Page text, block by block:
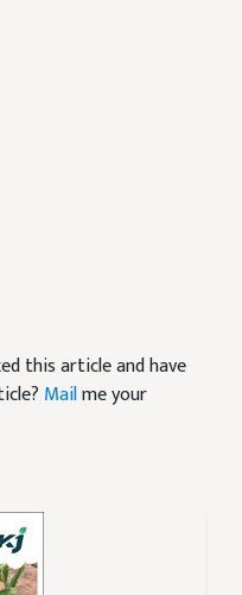
this article and have
Mailme your